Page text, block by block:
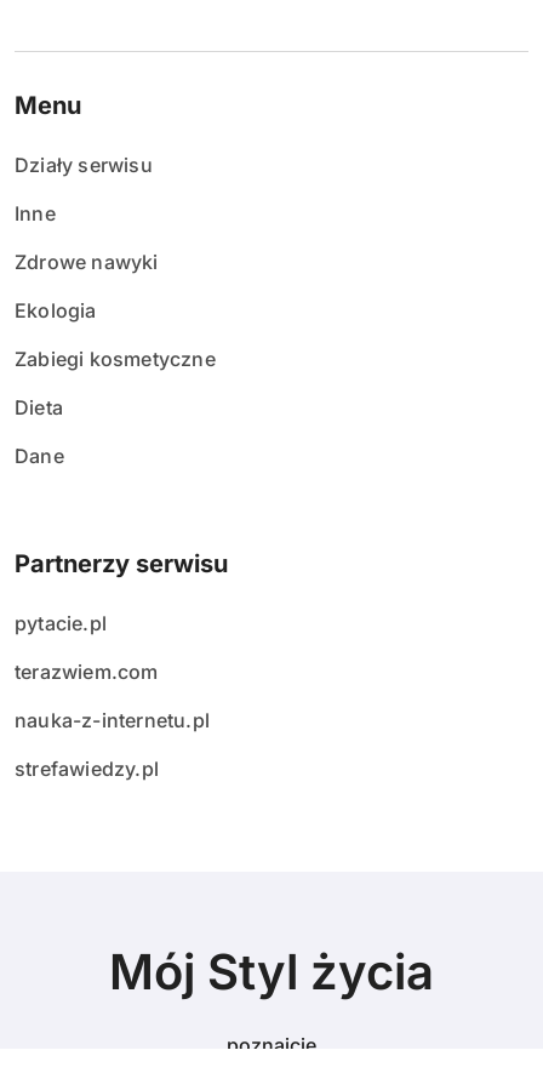
Menu
Działy serwisu
Inne
Zdrowe nawyki
Ekologia
Zabiegi kosmetyczne
Dieta
Dane
Partnerzy serwisu
pytacie.pl
terazwiem.com
nauka-z-internetu.pl
strefawiedzy.pl
Mój Styl życia
poznajcie